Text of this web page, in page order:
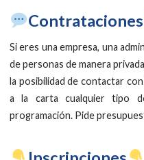
​Contrataciones
Si eres una empresa, una
de personas de manera
la posibilidad de contactar
a la carta cualquier tipo
programación. Pide